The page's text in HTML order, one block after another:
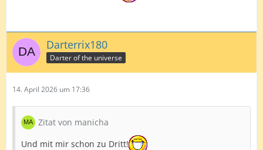
Darterrix180
Darter of the universe
14. April 2026 um 17:36
Zitat von manicha
Und mit mir schon zu Dritt!